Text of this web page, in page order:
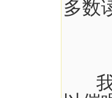
多数
我